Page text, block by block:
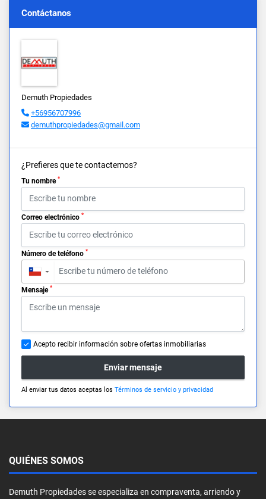
Contáctanos
Demuth Propiedades
+56956707996
demuthpropiedades@gmail.com
¿Prefieres que te contactemos?
Tu nombre *
Correo electrónico *
Número de teléfono *
▼
Mensaje *
Acepto recibir información sobre ofertas inmobiliarias
Enviar mensaje
Al enviar tus datos aceptas los Términos de servicio y privacidad
QUIÉNES SOMOS
Demuth Propiedades se especializa en compraventa, arriendo y